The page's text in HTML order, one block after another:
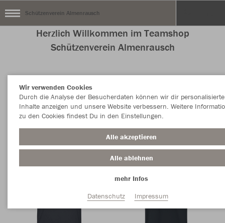
Schützenverein Almenrausch
Herzlich Willkommen im Teamshop
Schützenverein Almenrausch
Nachhaltig Farbe
Wir verwenden Cookies
Durch die Analyse der Besucherdaten können wir dir personalisierte
Inhalte anzeigen und unsere Website verbessern. Weitere
zu den Cookies findest Du in den Einstellungen.
Alle akzeptieren
Alle ablehnen
mehr Infos
Datenschutz
Impressum